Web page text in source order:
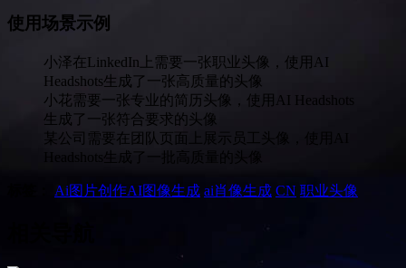
使用场景示例
小泽在LinkedIn上需要一张职业头像，使用AI
Headshots生成了一张高质量的头像
小花需要一张专业的简历头像，使用AI Headshots
生成了一张符合要求的头像
某公司需要在团队页面上展示员工头像，使用AI
Headshots生成了一批高质量的头像
Ai图片创作AI图像生成 ai肖像生成 CN 职业头像